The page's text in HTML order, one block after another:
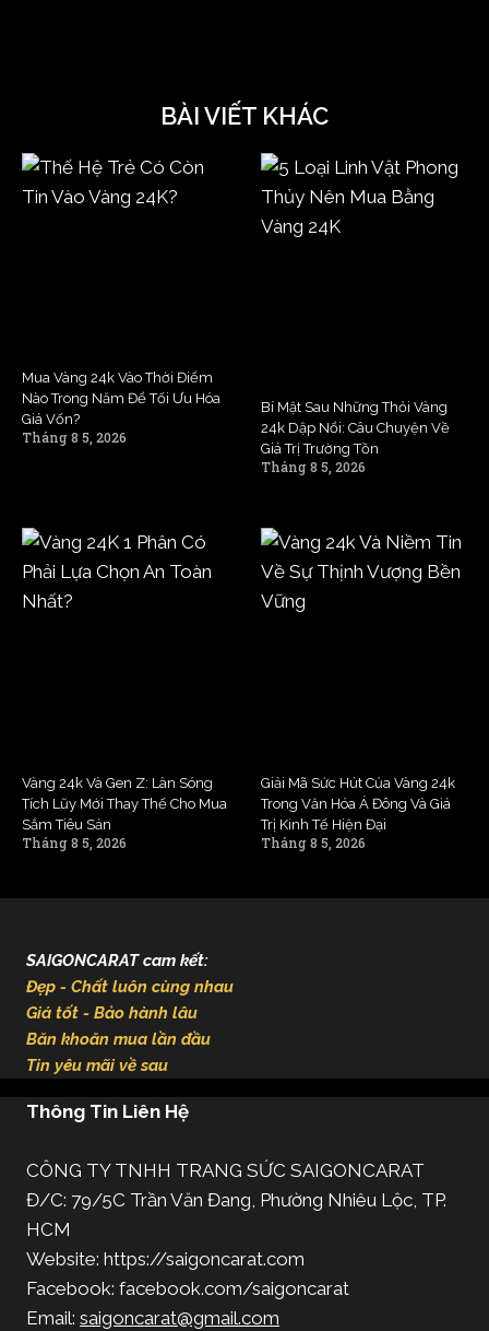
BÀI VIẾT KHÁC
Mua Vàng 24k Vào Thời Điểm
Nào Trong Năm Để Tối Ưu Hóa
Giá Vốn?
Tháng 8 5, 2026
Bí Mật Sau Những Thỏi Vàng
24k Dập Nổi: Câu Chuyện Về
Giá Trị Trường Tồn
Tháng 8 5, 2026
Vàng 24k Và Gen Z: Làn Sóng
Tích Lũy Mới Thay Thế Cho Mua
Sắm Tiêu Sản
Tháng 8 5, 2026
Giải Mã Sức Hút Của Vàng 24k
Trong Văn Hóa Á Đông Và Giá
Trị Kinh Tế Hiện Đại
Tháng 8 5, 2026
SAIGONCARAT cam kết:
Đẹp - Chất luôn cùng nhau
Giá tốt - Bảo hành lâu
Băn khoăn mua lần đầu
Tin yêu mãi về sau
Thông Tin Liên Hệ
CÔNG TY TNHH TRANG SỨC SAIGONCARAT
Đ/C: 79/5C Trần Văn Đang, Phường Nhiêu Lộc, TP.
HCM
Website: https://saigoncarat.com
Facebook: facebook.com/saigoncarat
Email: saigoncarat@gmail.com